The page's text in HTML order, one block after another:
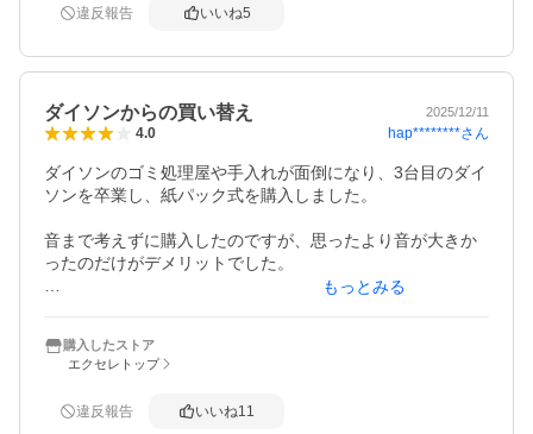
違反報告 いいね5
ダイソンからの買い替え 2025/12/11
4.0 hap********さん
ダイソンのゴミ処理屋や手入れが面倒になり、3台目のダイ
ソンを卒業し、紙パック式を購入しました。
音まで考えずに購入したのですが、思ったより音が大きか
ったのだけがデメリットでした。
こちらの掃除はサッと吸い取ります。
ベッドの下も奥まで届き掃除できます。
もっとみる
購入したストア
エクセレトップ
違反報告 いいね11